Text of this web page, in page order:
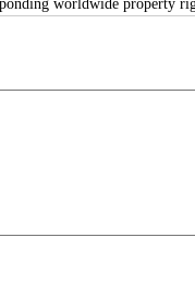
worldwide property